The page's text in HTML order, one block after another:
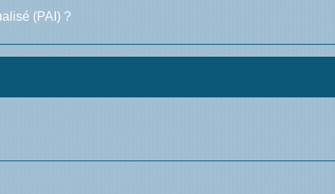
(PAI) ?